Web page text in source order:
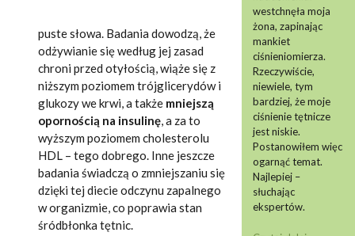
puste słowa. Badania dowodzą, że
odżywianie się według jej zasad
chroni przed otyłością, wiąże się z
niższym poziomem trójglicerydów i
glukozy we krwi, a także mniejszą
opornością na insulinę, a za to
wyższym poziomem cholesterolu
HDL – tego dobrego. Inne jeszcze
badania świadczą o zmniejszaniu się
dzięki tej diecie odczynu zapalnego
w organizmie, co poprawia stan
śródbłonka tętnic.
westchnęła moja
żona, zapinając
mankiet
ciśnieniomierza.
Rzeczywiście,
niewiele, tym
bardziej, że moje
ciśnienie tętnicze
jest niskie.
Postanowiłem więc
ogarnąć temat.
Najlepiej –
słuchając
ekspertów.